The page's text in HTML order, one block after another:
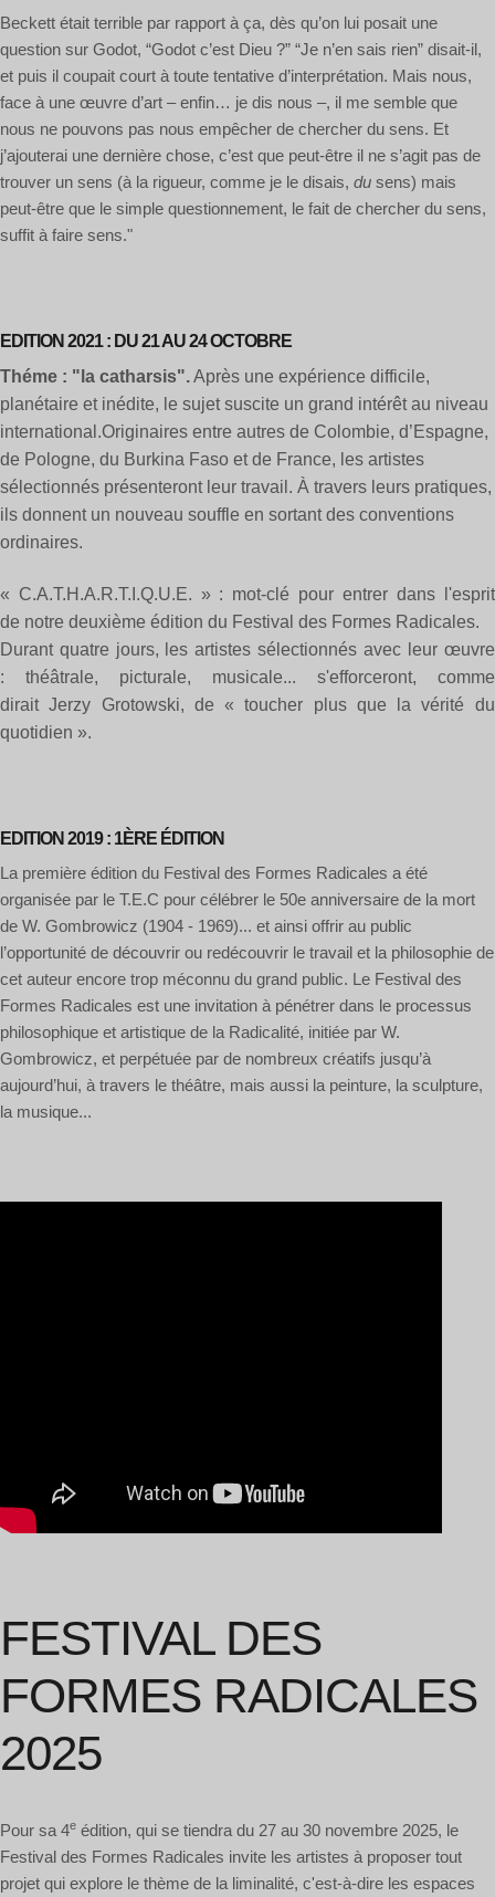
Beckett était terrible par rapport à ça, dès qu’on lui posait une
question sur Godot, “Godot c’est Dieu ?” “Je n’en sais rien” disait-il,
et puis il coupait court à toute tentative d’interprétation. Mais nous,
face à une œuvre d’art – enfin… je dis nous –, il me semble que
nous ne pouvons pas nous empêcher de chercher du sens. Et
j’ajouterai une dernière chose, c’est que peut-être il ne s’agit pas de
trouver un sens (à la rigueur, comme je le disais, du sens) mais
peut-être que le simple questionnement, le fait de chercher du sens,
suffit à faire sens."
EDITION 2021 : DU 21 AU 24 OCTOBRE
Théme : "la catharsis".Après une expérience difficile,
planétaire et inédite, le sujet suscite un grand intérêt au niveau
international.Originaires entre autres de Colombie, d’Espagne,
de Pologne, du Burkina Faso et de France, les artistes
sélectionnés présenteront leur travail. À travers leurs pratiques,
ils donnent un nouveau souffle en sortant des conventions
ordinaires.
« C.A.T.H.A.R.T.I.Q.U.E. » : mot-clé pour entrer dans l'esprit
de notre deuxième édition du Festival des Formes Radicales.
Durant quatre jours, les artistes sélectionnés avec leur œuvre
: théâtrale, picturale, musicale... s'efforceront, comme
dirait Jerzy Grotowski, de « toucher plus que la vérité du
quotidien ».
EDITION 2019 : 1ÈRE ÉDITION
La première édition du Festival des Formes Radicales a été
organisée par le T.E.C pour célébrer le 50e anniversaire de la mort
de W. Gombrowicz (1904 - 1969)... et ainsi offrir au public
l’opportunité de découvrir ou redécouvrir le travail et la philosophie de
cet auteur encore trop méconnu du grand public. Le Festival des
Formes Radicales est une invitation à pénétrer dans le processus
philosophique et artistique de la Radicalité, initiée par W.
Gombrowicz, et perpétuée par de nombreux créatifs jusqu’à
aujourd’hui, à travers le théâtre, mais aussi la peinture, la sculpture,
la musique...
FESTIVAL DES
FORMES RADICALES
2025
Pour sa 4e édition, qui se tiendra du 27 au 30 novembre 2025, le
Festival des Formes Radicales invite les artistes à proposer tout
projet qui explore le thème de la liminalité, c'est-à-dire les espaces